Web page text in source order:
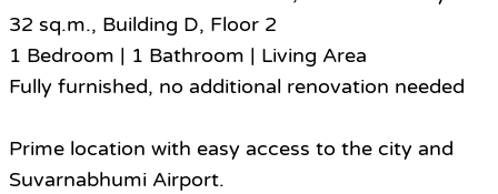
32 sq.m., Building D, Floor 2
1 Bedroom | 1 Bathroom | Living Area
Fully furnished, no additional renovation needed
Prime location with easy access to the city and
Suvarnabhumi Airport.